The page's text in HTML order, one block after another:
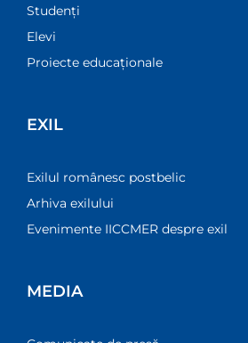
Studenți
Elevi
Proiecte educaționale
EXIL
Exilul românesc postbelic
Arhiva exilului
Evenimente IICCMER despre exil
MEDIA